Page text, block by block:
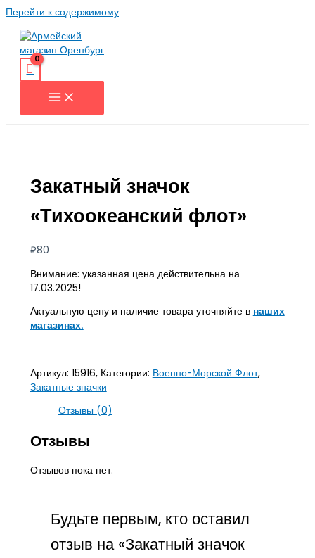
Перейти к содержимому
Закатный значок
«Тихоокеанский флот»
₽80
Внимание: указанная цена действительна на
17.03.2025!
Актуальную цену и наличие товара уточняйте в наших
магазинах.
Артикул: 15916, Категории: Военно-Морской Флот,
Закатные значки
Отзывы (0)
Отзывы
Отзывов пока нет.
Будьте первым, кто оставил
отзыв на «Закатный значок